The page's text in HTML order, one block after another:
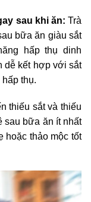
sau khi ăn: Trà
bữa ăn giàu sắt
hấp thụ dinh
dễ kết hợp với sắt
thụ.
thiếu sắt và thiếu
sau bữa ăn ít nhất
hoặc thảo mộc tốt